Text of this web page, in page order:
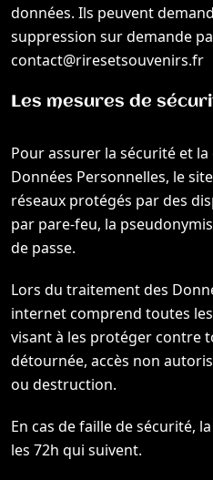
données. Ils peuvent
suppression sur demande
contact@riresetsouvenirs.fr
Les mesures de
Pour assurer la sécurité et
Données Personnelles, le
réseaux protégés par des
par pare-feu, la
de passe.
Lors du traitement des
internet comprend toutes
visant à les protéger contre
détournée, accès non
ou destruction.
En cas de faille de sécurité,
les 72h qui suivent.